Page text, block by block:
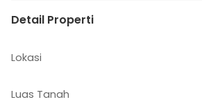
Detail Properti
Lokasi
Luas Tanah